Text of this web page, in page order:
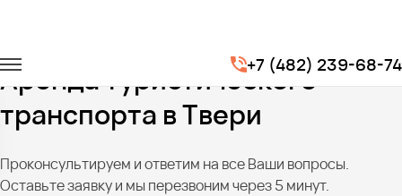
+7 (482) 239-68-74
Туристические маршруты
Аренда туристического
транспорта в Твери
Проконсультируем и ответим на все Ваши вопросы.
Оставьте заявку и мы перезвоним через 5 минут.